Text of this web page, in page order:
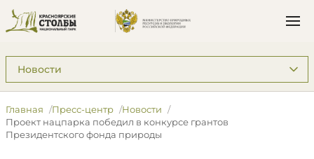
Подразделы: Пресс-центр
Главная Пресс-центр
Новости
​Проект нацпарка победил в конкурсе грантов
Президентского фонда природы